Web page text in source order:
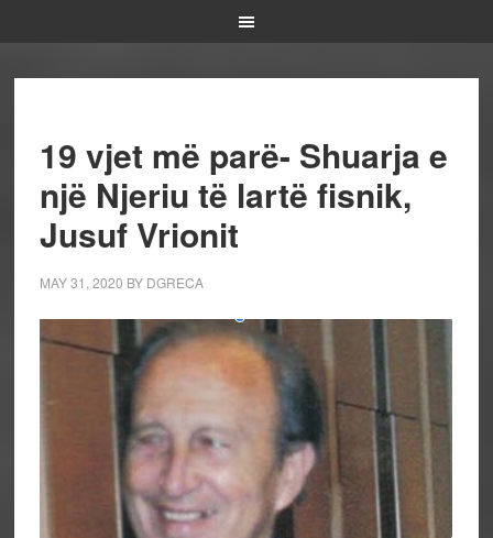
19 vjet më parë- Shuarja e
një Njeriu të lartë fisnik,
Jusuf Vrionit
MAY 31, 2020 BY DGRECA